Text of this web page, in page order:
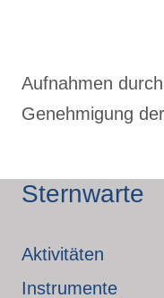
Aufnahmen
Genehmigung
Sternwarte
Aktivitäten
Instrumente